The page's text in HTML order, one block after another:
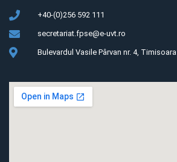
+40-(0)256 592 111
secretariat.fpse@e-uvt.ro
Bulevardul Vasile Pârvan nr. 4, Timisoara